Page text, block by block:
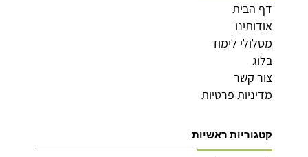
דף הבית
אודותינו
מסלולי לימוד
בלוג
צור קשר
מדיניות פרטיות
קטגוריות ראשיות